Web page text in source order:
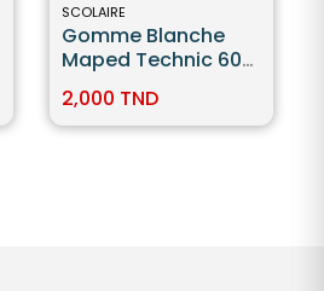
SCOLAIRE
Gomme Blanche
Maped Technic 600
2,000 TND